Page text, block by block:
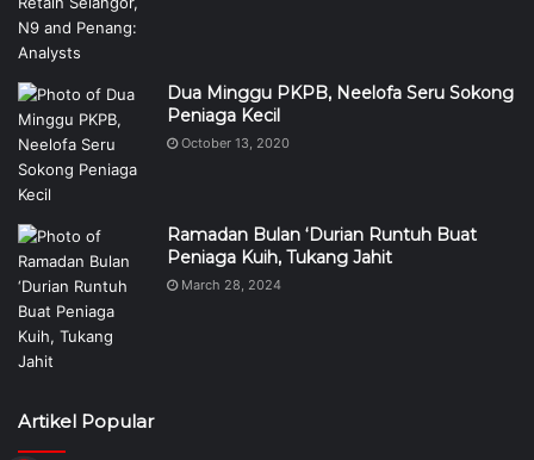
Dua Minggu PKPB, Neelofa Seru Sokong
Peniaga Kecil
October 13, 2020
Ramadan Bulan ‘Durian Runtuh Buat
Peniaga Kuih, Tukang Jahit
March 28, 2024
Artikel Popular